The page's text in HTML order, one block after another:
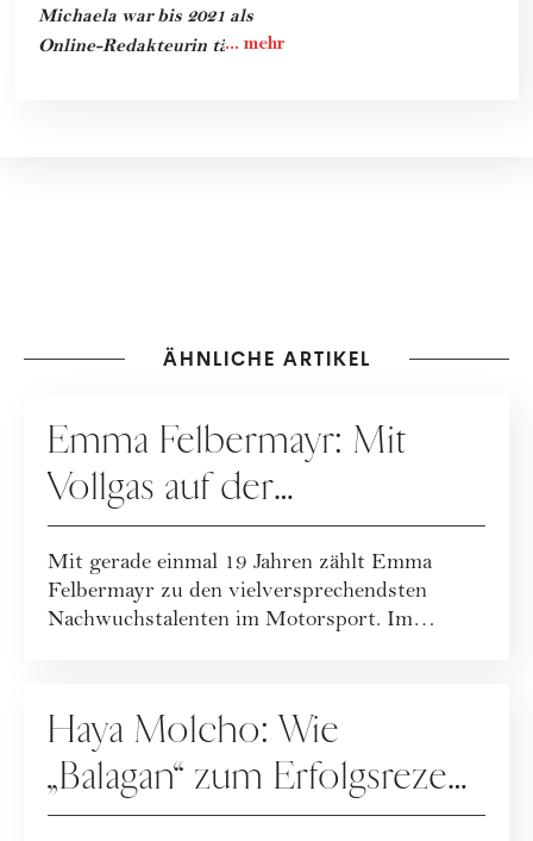
Michaela war bis 2021 als
Online-Redakteurin tätig.
ÄHNLICHE ARTIKEL
Emma Felbermayr: Mit
Vollgas auf der
Überholspur
Mit gerade einmal 19 Jahren zählt Emma
Felbermayr zu den vielversprechendsten
Nachwuchstalenten im Motorsport. Im
Haya Molcho: Wie
„Balagan“ zum Erfolgsrezept
wurde